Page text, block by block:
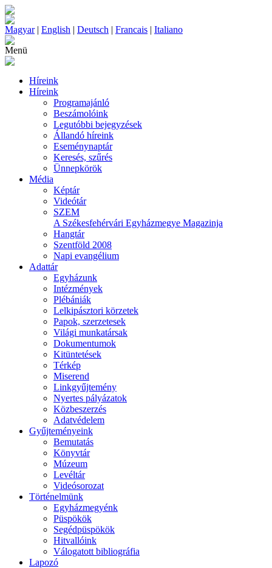
Magyar| English | Deutsch | Francais | Italiano
Menü
Híreink
Híreink
Programajánló
Beszámolóink
Legutóbbi bejegyzések
Állandó híreink
Eseménynaptár
Keresés, szűrés
Ünnepkörök
Média
Képtár
Videótár
SZEM
A Székesfehérvári Egyházmegye Magazinja
Hangtár
Szentföld 2008
Napi evangélium
Adattár
Egyházunk
Intézmények
Plébániák
Lelkipásztori körzetek
Papok, szerzetesek
Világi munkatársak
Dokumentumok
Kitüntetések
Térkép
Miserend
Linkgyűjtemény
Nyertes pályázatok
Közbeszerzés
Adatvédelem
Gyűjteményeink
Bemutatás
Könyvtár
Múzeum
Levéltár
Videósorozat
Történelmünk
Egyházmegyénk
Püspökök
Segédpüspökök
Hitvallóink
Válogatott bibliográfia
Lapozó